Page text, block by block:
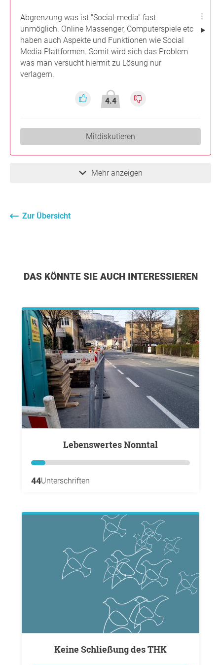
Abgrenzung was ist "Social-media" fast
unmöglich. Online Massenger, Computerspiele etc
haben auch Aspekte und Funktionen wie Social
Media Plattformen. Somit wird sich das Problem
was man versucht hiermit zu Lösung nur
verlagern.
4.4
Mitdiskutieren
Mehr anzeigen
Zur Übersicht
DAS KÖNNTE SIE AUCH INTERESSIEREN
Lebenswertes Nonntal
44Unterschriften
keine Schließung des THK